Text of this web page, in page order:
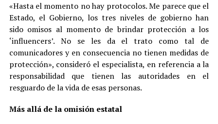
«Hasta el momento no hay protocolos. Me parece que el
Estado, el Gobierno, los tres niveles de gobierno han
sido omisos al momento de brindar protección a los
‘influencers’. No se les da el trato como tal de
comunicadores y en consecuencia no tienen medidas de
protección», consideró el especialista, en referencia a la
responsabilidad que tienen las autoridades en el
resguardo de la vida de esas personas.
Más allá de la omisión estatal